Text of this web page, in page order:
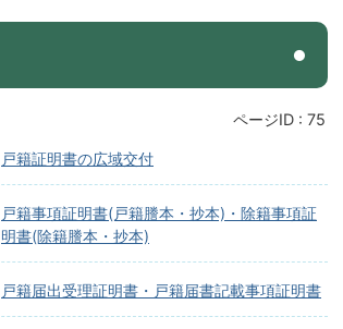
ページID : 75
戸籍証明書の広域交付
戸籍事項証明書(戸籍謄本・抄本)・除籍事項証
明書(除籍謄本・抄本)
戸籍届出受理証明書・戸籍届書記載事項証明書